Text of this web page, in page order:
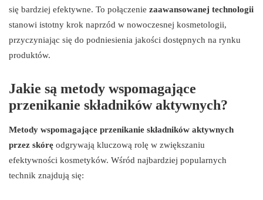
się bardziej efektywne. To połączenie zaawansowanej technologii
stanowi istotny krok naprzód w nowoczesnej kosmetologii,
przyczyniając się do podniesienia jakości dostępnych na rynku
produktów.
Jakie są metody wspomagające
przenikanie składników aktywnych?
Metody wspomagające przenikanie składników aktywnych
przez skórę odgrywają kluczową rolę w zwiększaniu
efektywności kosmetyków. Wśród najbardziej popularnych
technik znajdują się: